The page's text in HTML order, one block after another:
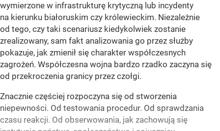
wymierzone w infrastrukturę krytyczną lub incydenty
na kierunku białoruskim czy królewieckim. Niezależnie
od tego, czy taki scenariusz kiedykolwiek zostanie
zrealizowany, sam fakt analizowania go przez służby
pokazuje, jak zmienił się charakter współczesnych
zagrożeń. Współczesna wojna bardzo rzadko zaczyna się
od przekroczenia granicy przez czołgi.
Znacznie częściej rozpoczyna się od stworzenia
niepewności. Od testowania procedur. Od sprawdzania
czasu reakcji. Od obserwowania, jak zachowują się